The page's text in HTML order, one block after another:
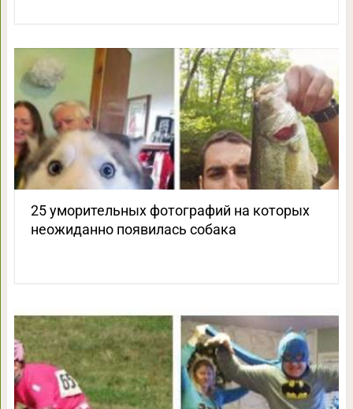
25 уморительных фотографий на которых
неожиданно появилась собака